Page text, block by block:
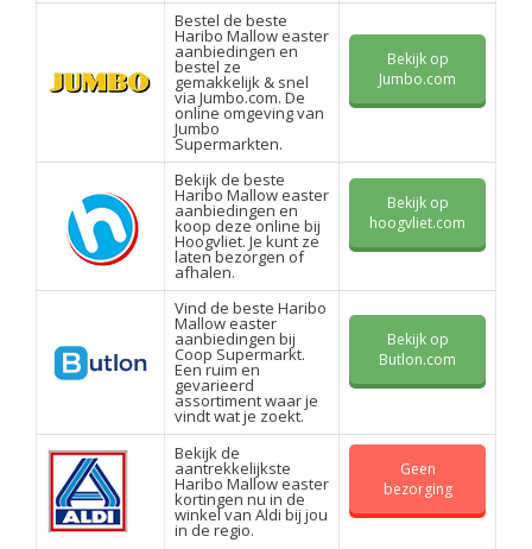
Bestel de beste
Haribo Mallow easter
aanbiedingen en
bestel ze
gemakkelijk & snel
via Jumbo.com. De
online omgeving van
Jumbo
Supermarkten.
Bekijk op
Jumbo.com
Bekijk de beste
Haribo Mallow easter
aanbiedingen en
koop deze online bij
Hoogvliet. Je kunt ze
laten bezorgen of
afhalen.
Bekijk op
hoogvliet.com
Vind de beste Haribo
Mallow easter
aanbiedingen bij
Coop Supermarkt.
Een ruim en
gevarieerd
assortiment waar je
vindt wat je zoekt.
Bekijk op
Butlon.com
Bekijk de
aantrekkelijkste
Haribo Mallow easter
kortingen nu in de
winkel van Aldi bij jou
in de regio.
Geen
bezorging